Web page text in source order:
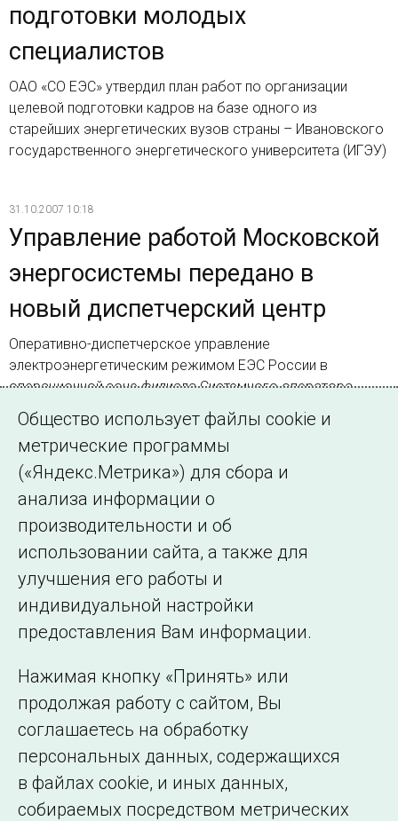
подготовки молодых
специалистов
ОАО «СО ЕЭС» утвердил план работ по организации
целевой подготовки кадров на базе одного из
старейших энергетических вузов страны – Ивановского
государственного энергетического университета (ИГЭУ)
31.10.2007 10:18
Управление работой Московской
энергосистемы передано в
новый диспетчерский центр
Оперативно-диспетчерское управление
электроэнергетическим режимом ЕЭС России в
операционной зоне филиала Системного оператора
Московского РДУ переведено в новый диспетчерский
центр
Страница 190 из 191.
Назад 1 … 189 190 191 Далее
©2005–2026 АО «СО ЕЭС»
Филиалы и
представительства
образовательной
организации
Общество использует файлы cookie и
метрические программы
(«Яндекс.Метрика») для сбора и
анализа информации о
производительности и об
использовании сайта, а также для
улучшения его работы и
индивидуальной настройки
предоставления Вам информации.
Нажимая кнопку «Принять» или
продолжая работу с сайтом, Вы
соглашаетесь на обработку
персональных данных, содержащихся
в файлах cookie, и иных данных,
собираемых посредством метрических